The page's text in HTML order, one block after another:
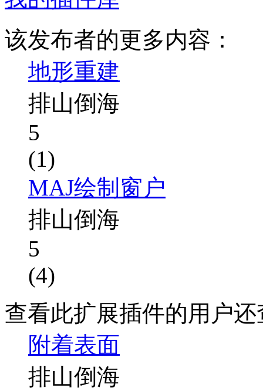
该发布者的更多内容：
地形重建
排山倒海
5
(1)
MAJ绘制窗户
排山倒海
5
(4)
查看此扩展插件的用户
附着表面
排山倒海